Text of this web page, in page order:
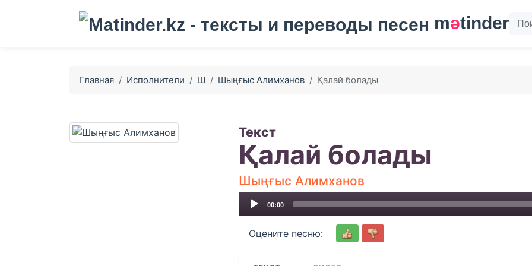
mәtinder
Главная Исполнители Ш Шыңғыс Алимханов Қалай болады
Текст
Қалай болады
Шыңғыс Алимханов
Audio
Player
00:00
Оцените песню: